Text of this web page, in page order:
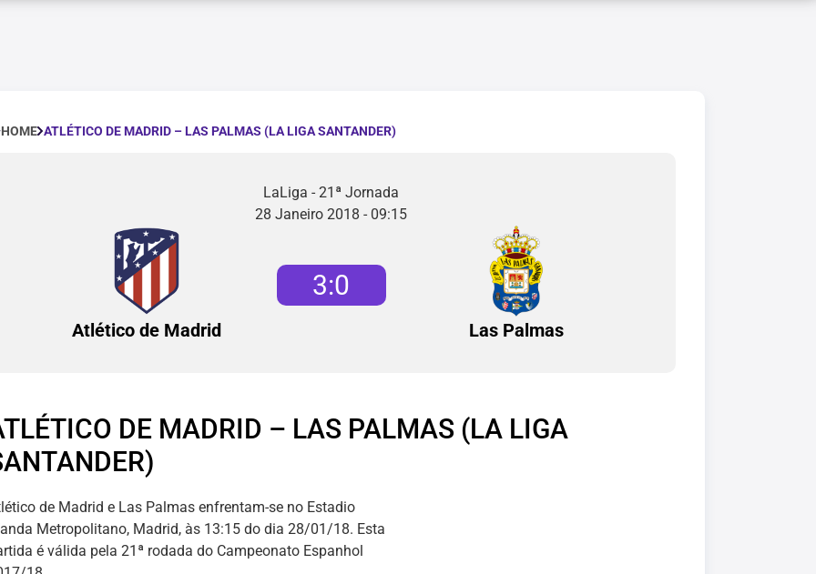
HOME ATLÉTICO DE MADRID – LAS PALMAS (LA LIGA SANTANDER)
LaLiga - 21ª Jornada
28 Janeiro 2018 - 09:15
Atlético de Madrid
3:0
Las Palmas
DE MADRID – LAS PALMAS (LA LIGA
de Madrid e Las Palmas enfrentam-se no Estadio
Metropolitano, Madrid, às 13:15 do dia 28/01/18. Esta
é válida pela 21ª rodada do Campeonato Espanhol